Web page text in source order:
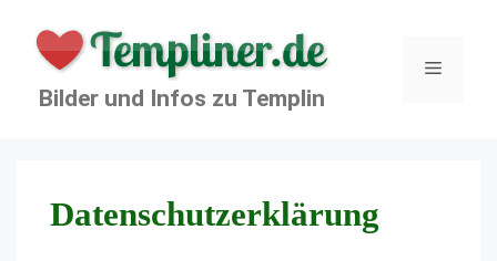
Inhalt
springen
Bilder und Infos zu Templin
Menü
Datenschutzerklärung